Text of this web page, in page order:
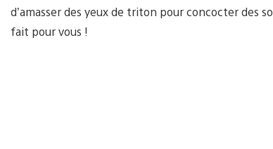
d’amasser des yeux de triton pour concocter des
fait pour vous !